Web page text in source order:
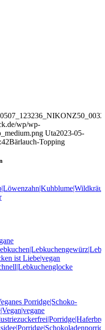
wp/wp-
Uta2023-05-
Bärlauch-Topping